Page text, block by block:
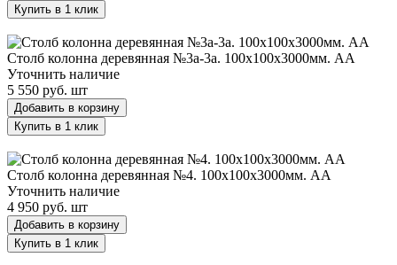
Купить в 1 клик
Столб колонна деревянная №3а-3а. 100х100х3000мм. АА
Уточнить наличие
5 550 руб. шт
Добавить в корзину
Купить в 1 клик
Столб колонна деревянная №4. 100х100х3000мм. АА
Уточнить наличие
4 950 руб. шт
Добавить в корзину
Купить в 1 клик